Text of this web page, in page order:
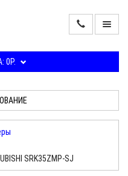
0Р.
SRK35ZMP-SJ